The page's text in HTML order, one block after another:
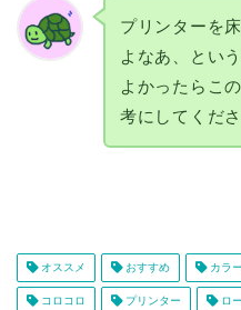
プリンターを
よなあ、という
よかったらこ
考にしてくださ
オススメ おすすめ カラ
コロコロ プリンター ロ